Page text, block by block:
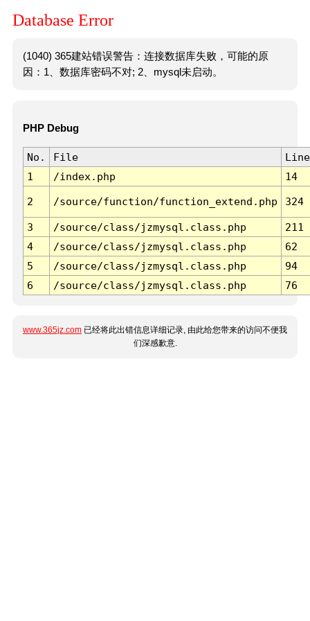
Database Error
(1040) 365建站错误警告：连接数据库失败，可能的原
因：1、数据库密码不对; 2、mysql未启动。
PHP Debug
No. File
Line
1
/index.php 14
2 /source/function/function_extend.php 324
3 /source/class/jzmysql.class.php
211
4
/source/class/jzmysql.class.php
62
5
/source/class/jzmysql.class.php
94
6
/source/class/jzmysql.class.php 76
www.365jz.com 已经将此出错信息详细记录, 由此给您带来的访问不便我
们深感歉意.